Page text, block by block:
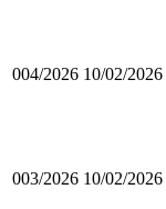
004/2026 10/02/2026
003/2026 10/02/2026